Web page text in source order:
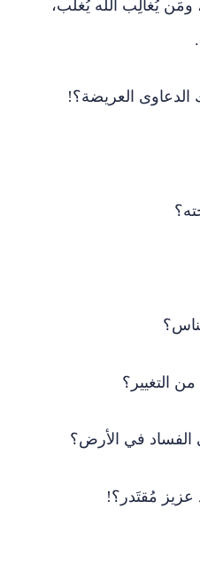
يُغالِب الله يُغلَب،
العريضة؟!
التغيير؟
في الأرض؟
عزيز مُقتَدر؟!